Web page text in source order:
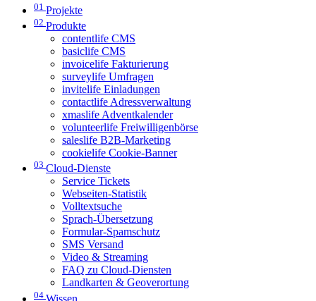
01 Projekte
02 Produkte
contentlife CMS
basiclife CMS
invoicelife Fakturierung
surveylife Umfragen
invitelife Einladungen
contactlife Adressverwaltung
xmaslife Adventkalender
volunteerlife Freiwilligenbörse
saleslife B2B-Marketing
cookielife Cookie-Banner
03 Cloud-Dienste
Service Tickets
Webseiten-Statistik
Volltextsuche
Sprach-Übersetzung
Formular-Spamschutz
SMS Versand
Video & Streaming
FAQ zu Cloud-Diensten
Landkarten & Geoverortung
04 Wissen